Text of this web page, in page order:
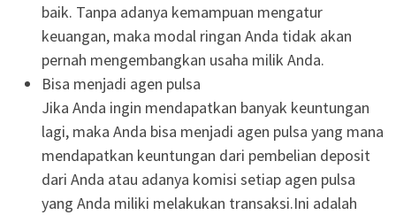
baik. Tanpa adanya kemampuan mengatur
keuangan, maka modal ringan Anda tidak akan
pernah mengembangkan usaha milik Anda.
Bisa menjadi agen pulsa
Jika Anda ingin mendapatkan banyak keuntungan
lagi, maka Anda bisa menjadi agen pulsa yang mana
mendapatkan keuntungan dari pembelian deposit
dari Anda atau adanya komisi setiap agen pulsa
yang Anda miliki melakukan transaksi.Ini adalah